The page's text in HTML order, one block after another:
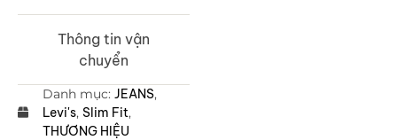
Thông tin vận
chuyển
Danh mục: JEANS,
Levi's, Slim Fit,
THƯƠNG HIỆU